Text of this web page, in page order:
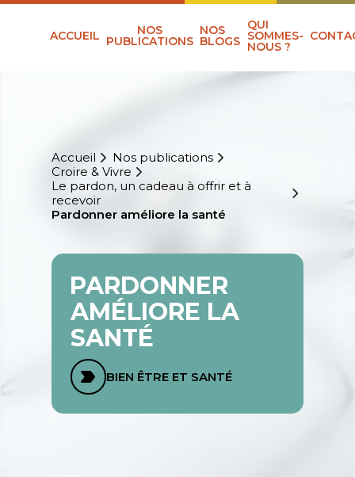
ACCUEIL NOS
PUBLICATIONS
NOS
BLOGS
QUI
SOMMES-
NOUS ?
Accueil
Nos publications
Croire & Vivre
Le pardon, un cadeau à offrir et à
recevoir
Pardonner améliore la santé
PARDONNER
AMÉLIORE LA
SANTÉ
BIEN ÊTRE ET SANTÉ